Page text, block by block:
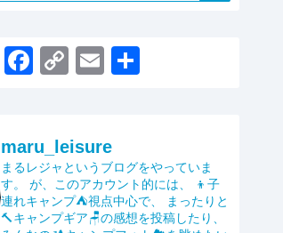
T
er
F
e
b
o
C
y
Li
n
E
maru_leisure
まるレジャというブログをやっていま
す。 が、このアカウント的には、
👦子
連れキャンプ⛺️視点中心で、
まったりと
🔨キャンプギア🪑の感想を投稿したり、